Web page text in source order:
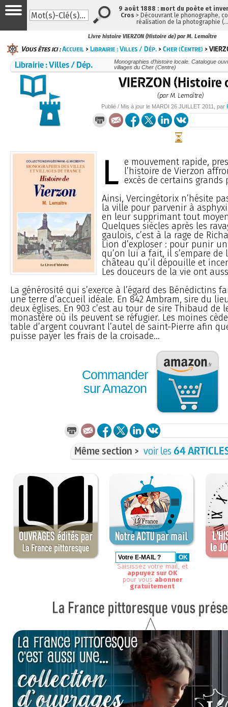
Livre histoire VIERZON (Histoire de) par M. Lemaître
Vous êtes ici :Accueil >Librairie : Villes / Dép. >Cher (Centre) >
Librairie : Villes / Dép.
Monographies d’histoire locale. Catalogue
villages du Cher (Centre)
VIERZON (Histoire
(par M. Lemaître)
Publié / Mis à jour le MARDI 26 JUILLET 2011 , par
L e mouvement rapide,
l’histoire de Vierzon
excès de certains grands
Ainsi, Vercingétorix n’hésite
la ville pour parvenir à
en leur supprimant tout
Quelques siècles après les
gaulois, c’est à la rage de
Lion d’exploser : pour punir
qu’on lui a fait, il s’empare
château qu’il dépouille et
Les douceurs de la vie ont
La générosité qui s’exerce à l’égard des Bénédictins
une terre d’accueil idéale. En 842 Ambram, sire du
deux églises. En 903 c’est au tour de sire Thibaud
monastère où ils peuvent se réfugier. Les moines
table d’argent couvrant l’autel de saint-Pierre afin
puisse payer les frais de la croisade...
Commander
sur Amazon
Même section > voir les64
Saisissez votre mail, et
appuyez sur OK
pour vous abonner
gratuitement
9 août 1888 : mort du poète et
Cros > Découvrant le phonographe,
réalisation de la photographie